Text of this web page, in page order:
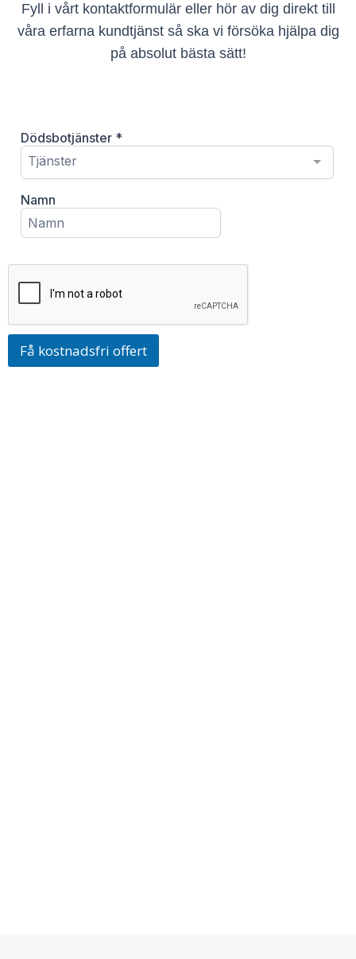
Fyll i vårt kontaktformulär eller hör av dig direkt till
våra erfarna kundtjänst så ska vi försöka hjälpa dig
på absolut bästa sätt!
Få kostnadsfri offert